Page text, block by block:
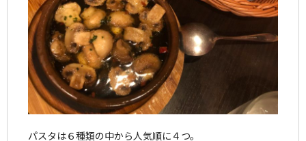
パスタは６種類の中から人気順に４つ。